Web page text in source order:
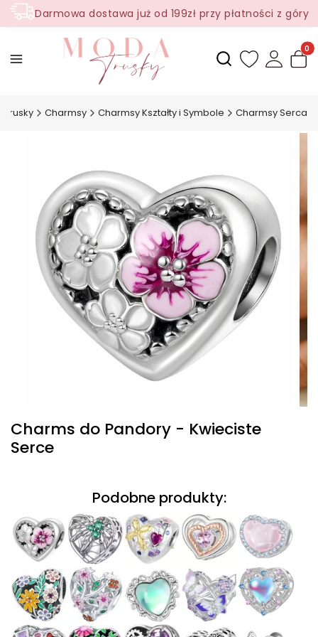
Darmowa dostawa już od 199zł przy płatności z góry
Otwórz
Trusky Charmsy Charmsy Kształty i Symbole Charmsy Serca
Charms do Pandory - Kwieciste
Serce
Podobne produkty: